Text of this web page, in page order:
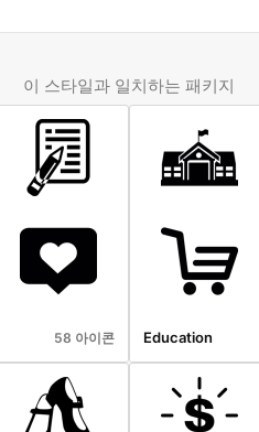
이 스타일과 일치하는 패키지
58 아이콘 Education